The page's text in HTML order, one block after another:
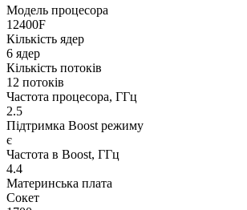
Модель процесора
12400F
Кількість ядер
6 ядер
Кількість потоків
12 потоків
Частота процесора, ГГц
2.5
Підтримка Boost режиму
є
Частота в Boost, ГГц
4.4
Материнська плата
Сокет